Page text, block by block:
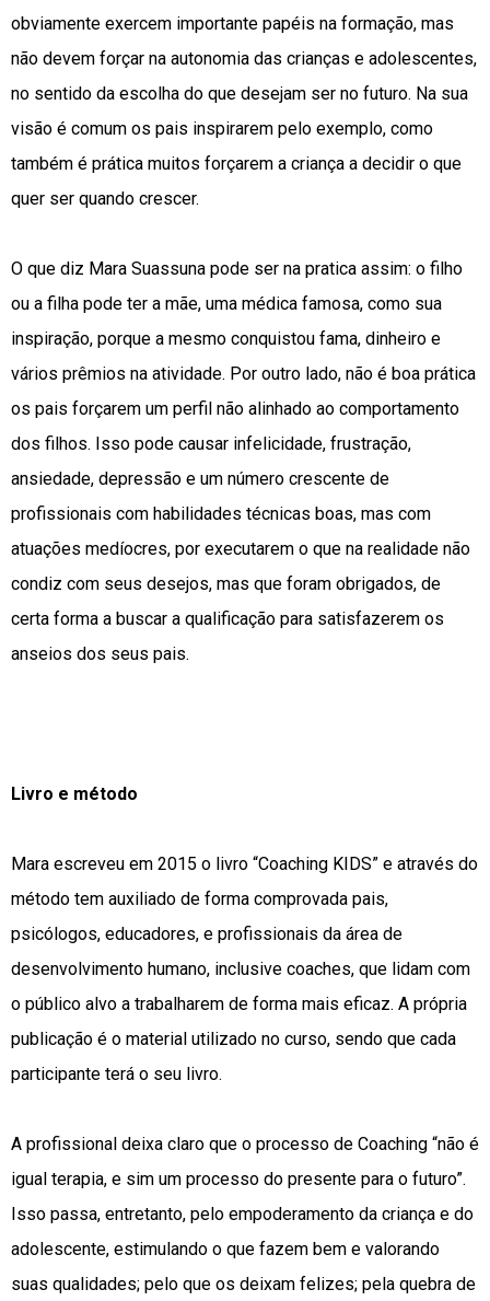
obviamente exercem importante papéis na formação, mas
não devem forçar na autonomia das crianças e adolescentes,
no sentido da escolha do que desejam ser no futuro. Na sua
visão é comum os pais inspirarem pelo exemplo, como
também é prática muitos forçarem a criança a decidir o que
quer ser quando crescer.
O que diz Mara Suassuna pode ser na pratica assim: o filho
ou a filha pode ter a mãe, uma médica famosa, como sua
inspiração, porque a mesmo conquistou fama, dinheiro e
vários prêmios na atividade. Por outro lado, não é boa prática
os pais forçarem um perfil não alinhado ao comportamento
dos filhos. Isso pode causar infelicidade, frustração,
ansiedade, depressão e um número crescente de
profissionais com habilidades técnicas boas, mas com
atuações medíocres, por executarem o que na realidade não
condiz com seus desejos, mas que foram obrigados, de
certa forma a buscar a qualificação para satisfazerem os
anseios dos seus pais.
Livro e método
Mara escreveu em 2015 o livro “Coaching KIDS” e através do
método tem auxiliado de forma comprovada pais,
psicólogos, educadores, e profissionais da área de
desenvolvimento humano, inclusive coaches, que lidam com
o público alvo a trabalharem de forma mais eficaz. A própria
publicação é o material utilizado no curso, sendo que cada
participante terá o seu livro.
A profissional deixa claro que o processo de Coaching “não é
igual terapia, e sim um processo do presente para o futuro”.
Isso passa, entretanto, pelo empoderamento da criança e do
adolescente, estimulando o que fazem bem e valorando
suas qualidades; pelo que os deixam felizes; pela quebra de